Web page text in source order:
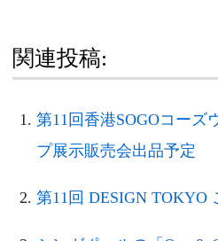
関連投稿:
第11回香港SOGOコー
プ展示販売会出品予定
第11回 DESIGN TOKYO